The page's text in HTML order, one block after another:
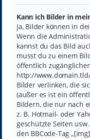
Kann ich Bilder in
Ja, Bilder können in
Wenn die
kannst du das Bild
musst du zu einem
öffentlich
http://
Bilder verlinken, die
(außer es ist ein
Bildern, die nur nach
z. B. Hotmail- oder
geschützte Seiten
den BBCode-Tag